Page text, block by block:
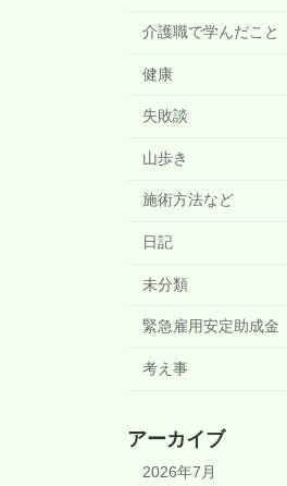
介護職で学んだこと
健康
失敗談
山歩き
施術方法など
日記
未分類
緊急雇用安定助成金
考え事
アーカイブ
2026年7月